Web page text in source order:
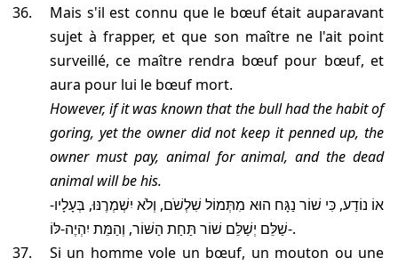
Mais s'il est connu que le bœuf était auparavant
sujet à frapper, et que son maître ne l'ait point
surveillé, ce maître rendra bœuf pour bœuf, et
aura pour lui le bœuf mort.
However, if it was known that the bull had the habit of
goring, yet the owner did not keep it penned up, the
owner must pay, animal for animal, and the dead
animal will be his.
אוֹ נוֹדַע, כִּי שׁוֹר נַגָּח הוּא מִתְּמוֹל שִׁלְשֹׁם, וְלֹא יִשְׁמְרֶנּוּ, בְּעָלָיו-
-שַׁלֵּם יְשַׁלֵּם שׁוֹר תַּחַת הַשּׁוֹר, וְהַמֵּת יִהְיֶה-לּוֹ.
Si un homme vole un bœuf, un mouton ou une